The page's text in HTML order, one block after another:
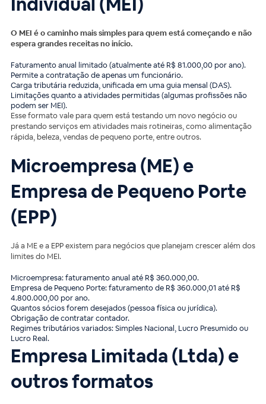
O MEI é o caminho mais simples para quem está começando e não
espera grandes receitas no início.
Faturamento anual limitado (atualmente até R$ 81.000,00 por ano).
Permite a contratação de apenas um funcionário.
Carga tributária reduzida, unificada em uma guia mensal (DAS).
Limitações quanto a atividades permitidas (algumas profissões não
podem ser MEI).
Esse formato vale para quem está testando um novo negócio ou
prestando serviços em atividades mais rotineiras, como alimentação
rápida, beleza, vendas de pequeno porte, entre outros.
Microempresa (ME) e
Empresa de Pequeno Porte
(EPP)
Já a ME e a EPP existem para negócios que planejam crescer além dos
limites do MEI.
Microempresa: faturamento anual até R$ 360.000,00.
Empresa de Pequeno Porte: faturamento de R$ 360.000,01 até R$
4.800.000,00 por ano.
Quantos sócios forem desejados (pessoa física ou jurídica).
Obrigação de contratar contador.
Regimes tributários variados: Simples Nacional, Lucro Presumido ou
Lucro Real.
Empresa Limitada (Ltda) e
outros formatos